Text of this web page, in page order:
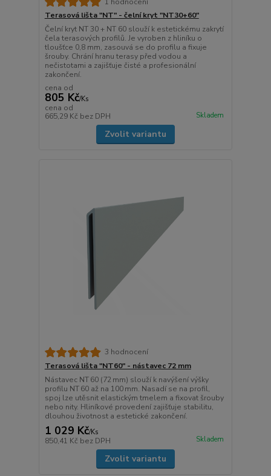
Terasová lišta "NT" - čelní kryt "NT30+60"
Čelní kryt NT 30 + NT 60 slouží k estetickému zakrytí
čela terasových profilů. Je vyroben z hliníku o
tloušťce 0,8 mm, zasouvá se do profilu a fixuje
šrouby. Chrání hranu terasy před vodou a
nečistotami a zajišťuje čisté a profesionální
zakončení.
cena od
805 Kč/Ks
cena od
665,29 Kč bez DPH Skladem
Zvolit variantu
3 hodnocení
Terasová lišta "NT60" - nástavec 72 mm
Nástavec NT 60 (72 mm) slouží k navýšení výšky
profilu NT 60 až na 100 mm. Nasadí se na profil,
spoj lze utěsnit elastickým tmelem a fixovat šrouby
nebo nity. Hliníkové provedení zajišťuje stabilitu,
dlouhou životnost a estetické zakončení.
1 029 Kč/Ks
850,41 Kč bez DPH Skladem
Zvolit variantu